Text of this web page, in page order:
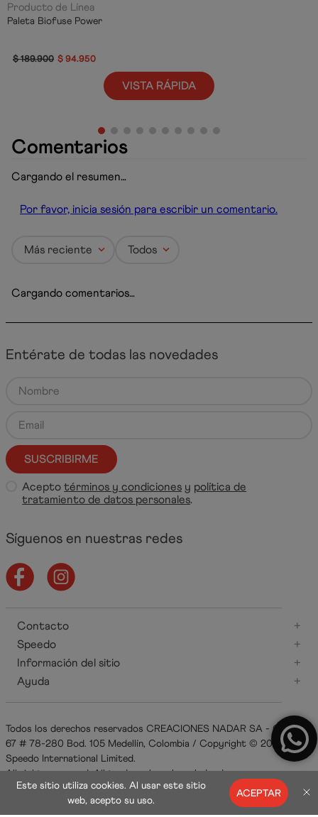
Producto de Línea
Paleta Biofuse Power
$189.900 $ 94.950
VISTA RÁPIDA
Comentarios
Cargando el resumen…
Por favor, inicia sesión para escribir un comentario.
Más reciente Todos
Cargando comentarios…
Entérate de todas las novedades
SUSCRIBIRME
Aceptotérminos y condiciones y política de
tratamiento de datos personales.
Síguenos en nuestras redes
Contacto
+
Speedo
+
Información del sitio
+
Ayuda
+
Todos los derechos reservados CREACIONES NADAR SA - Carrera
67 # 78-280 Bod. 105 Medellín, Colombia / Copyright © 2021
Speedo International Limited.
All rights reserved. All trademarks acknowledged.
ACEPTAR
Este sitio utiliza cookies. Al usar este sitio
web, acepto su uso.